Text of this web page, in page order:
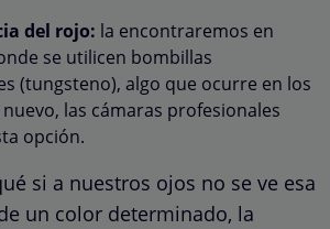
del rojo: la encontraremos en
se utilicen bombillas
(tungsteno), algo que ocurre en los
las cámaras profesionales
opción.
si a nuestros ojos no se ve esa
un color determinado, la